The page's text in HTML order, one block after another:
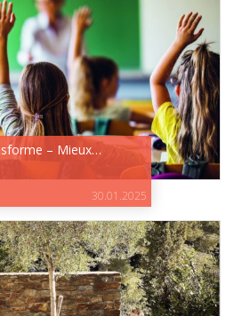
– Mieux…
30.01.2025